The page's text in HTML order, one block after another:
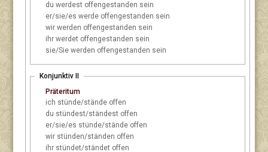
du
werdest offengestanden sein
er/sie/es
werde offengestanden sein
wir
werden offengestanden sein
ihr
werdet offengestanden sein
sie/Sie
werden offengestanden sein
Konjunktiv II
Präteritum
ich stünde/stände offen
du stündest/ständest offen
er/sie/es stünde/stände offen
wir stünden/ständen offen
ihr stündet/ständet offen